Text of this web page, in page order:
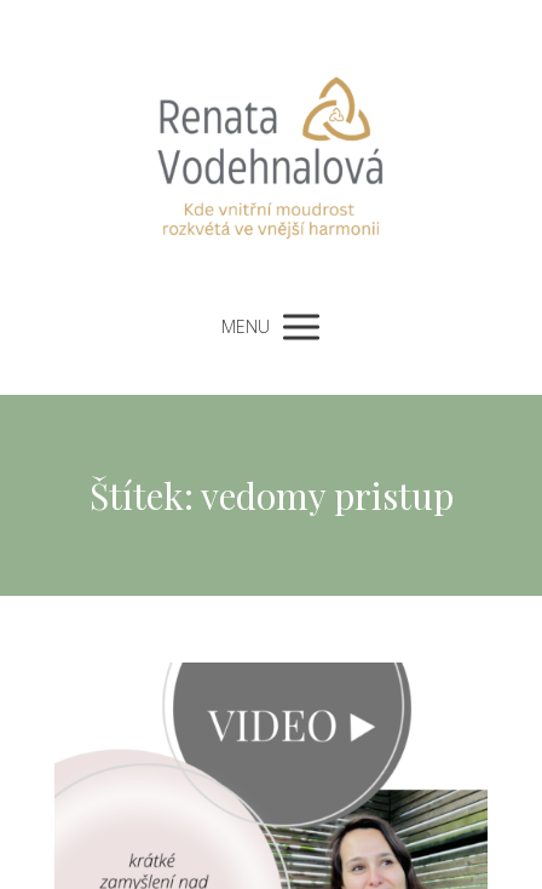
MENU
Štítek: vedomy pristup